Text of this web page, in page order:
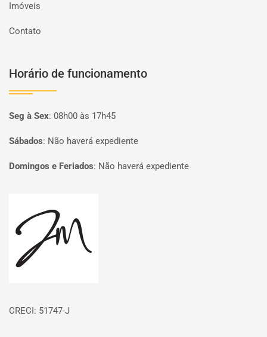
Imóveis
Contato
Horário de funcionamento
Seg à Sex: 08h00 às 17h45
Sábados: Não haverá expediente
Domingos e Feriados: Não haverá expediente
CRECI: 51747-J